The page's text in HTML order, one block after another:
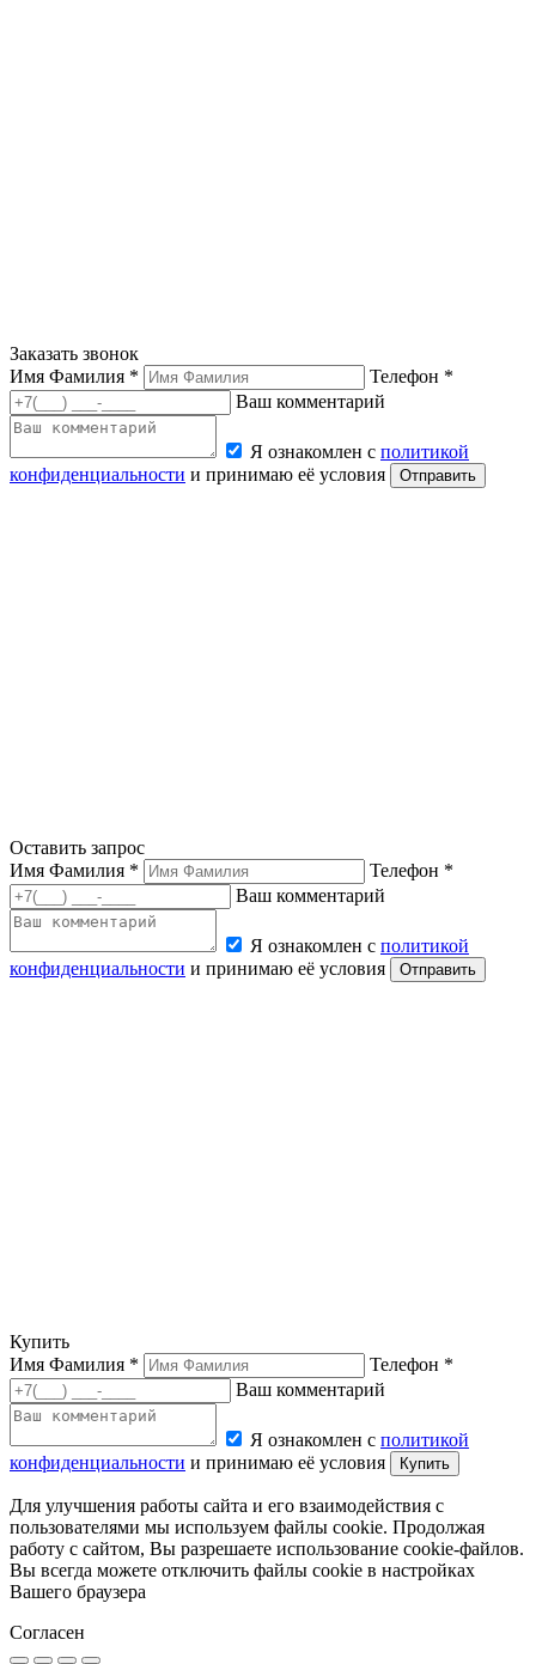
Заказать звонок
Имя Фамилия *
Телефон *
Ваш комментарий
Я ознакомлен с политикой
конфиденциальности и принимаю её условия Отправить
Оставить запрос
Имя Фамилия *
Телефон *
Ваш комментарий
Я ознакомлен с политикой
конфиденциальности и принимаю её условия Отправить
Купить
Имя Фамилия *
Телефон *
Ваш комментарий
Я ознакомлен с политикой
конфиденциальности и принимаю её условия Купить
Для улучшения работы сайта и его взаимодействия с
пользователями мы используем файлы cookie. Продолжая
работу с сайтом, Вы разрешаете использование cookie-файлов.
Вы всегда можете отключить файлы cookie в настройках
Вашего браузера
Согласен